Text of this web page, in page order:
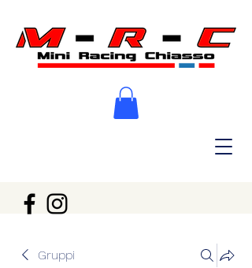
Gruppi